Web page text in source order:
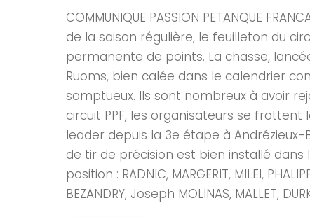
COMMUNIQUE PASSION PETANQUE
de la saison régulière, le feuilleton du
permanente de points. La chasse,
Ruoms, bien calée dans le calendrier
somptueux. Ils sont nombreux à avoir
circuit PPF, les organisateurs se frottent
leader depuis la 3e étape à Andrézieux-
de tir de précision est bien installé
position : RADNIC, MARGERIT, MILEI,
BEZANDRY, Joseph MOLINAS, MALLET,